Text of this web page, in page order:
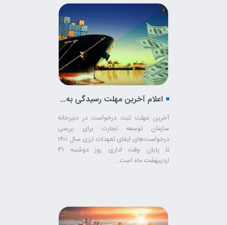
اعلام آخرین مهلت رسیدگی به درخواست‌های تعهدات ارزی سال 1401
آخرین مهلت ثبت درخواست در دبیرخانه
سازمان توسعه تجارت برای بررسی
درخواست‌های ایفای تعهدات ارزی سال ۱۴۰۱
تا پایان وقت اداری روز دوشنبه ۳۱
اردیبهشت ماه است...